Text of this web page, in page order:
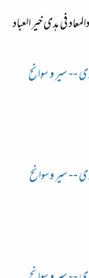
-- سیر و سوانح
-- سیر وسوانح